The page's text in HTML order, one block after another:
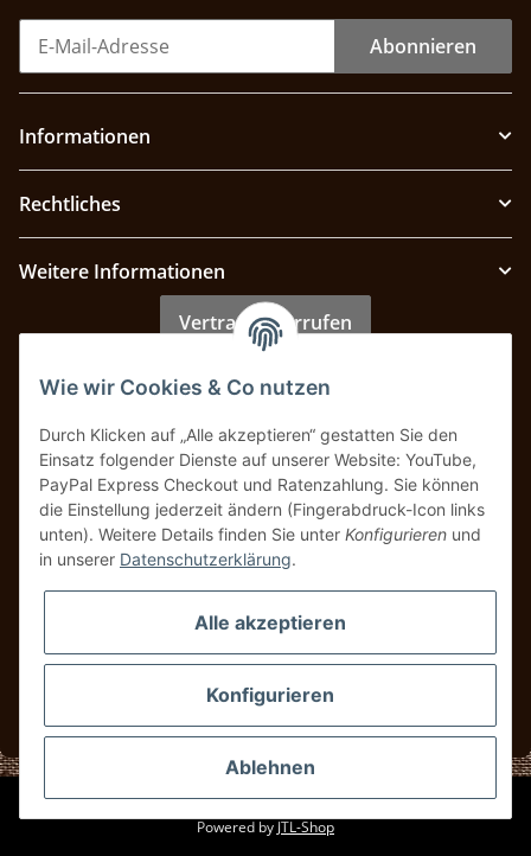
Abonnieren
Informationen
Rechtliches
Weitere Informationen
Vertrag widerrufen
Zahlung & Versand
* Alle Preise inkl. gesetzlicher USt., zzgl.Versand
© UBS Classics
Powered by JTL-Shop
Wie wir Cookies & Co nutzen
Durch Klicken auf „Alle akzeptieren“ gestatten Sie den
Einsatz folgender Dienste auf unserer Website: YouTube,
PayPal Express Checkout und Ratenzahlung. Sie können
die Einstellung jederzeit ändern (Fingerabdruck-Icon links
unten). Weitere Details finden Sie unter Konfigurieren und
in unserer Datenschutzerklärung.
Alle akzeptieren
Konfigurieren
Ablehnen